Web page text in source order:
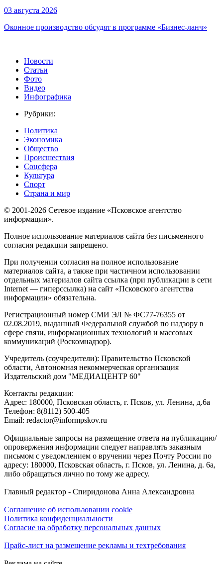
03 августа 2026
Оконное производство обсудят в программе «Бизнес-ланч»
Новости
Статьи
Фото
Видео
Инфографика
Рубрики:
Политика
Экономика
Общество
Происшествия
Соцсфера
Культура
Спорт
Страна и мир
© 2001-2026 Сетевое издание «Псковское агентство
информации».
Полное использование материалов сайта без письменного
согласия редакции запрещено.
При получении согласия на полное использование
материалов сайта, а также при частичном использовании
отдельных материалов сайта ссылка (при публикации в сети
Internet — гиперссылка) на сайт «Псковского агентства
информации» обязательна.
Регистрационный номер СМИ ЭЛ № ФС77-76355 от
02.08.2019, выданный Федеральной службой по надзору в
сфере связи, информационных технологий и массовых
коммуникаций (Роскомнадзор).
Учредитель (соучредители): Правительство Псковской
области, Автономная некоммерческая организация
Издательский дом "МЕДИАЦЕНТР 60"
Контакты редакции:
Адреc: 180000, Псковская область, г. Псков, ул. Ленина, д.6а
Телефон: 8(8112) 500-405
Email: redactor@informpskov.ru
Официальные запросы на размещение ответа на публикацию/
опровержения информации следует направлять заказным
письмом с уведомлением о вручении через Почту России по
адресу: 180000, Псковская область, г. Псков, ул. Ленина, д. 6а,
либо обращаться лично по тому же адресу.
Главный редактор - Спиридонова Анна Александровна
Соглашение об использовании cookie
Политика конфиденциальности
Согласие на обработку персональных данных
Прайс-лист на размещение рекламы и техтребования